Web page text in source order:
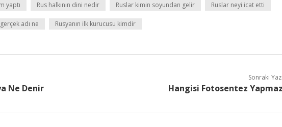
yaptı Rus halkının dini nedir Ruslar kimin soyundan gelir Ruslar neyi icat etti
adı ne Rusyanın ilk kurucusu kimdir
Ne Denir
Sonraki
Hangisi Fotosentez